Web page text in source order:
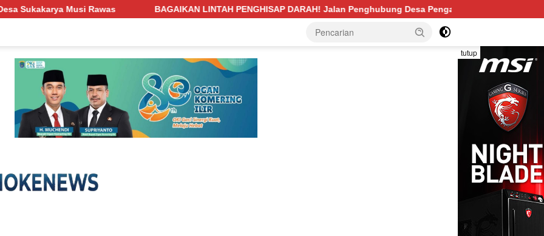
BAGAIKAN LINTAH PENGHISAP DARAH! Jalan Penghubung Desa Pengabuan–Betung PALI Hancur, Truk Batu Bara PT
tutup